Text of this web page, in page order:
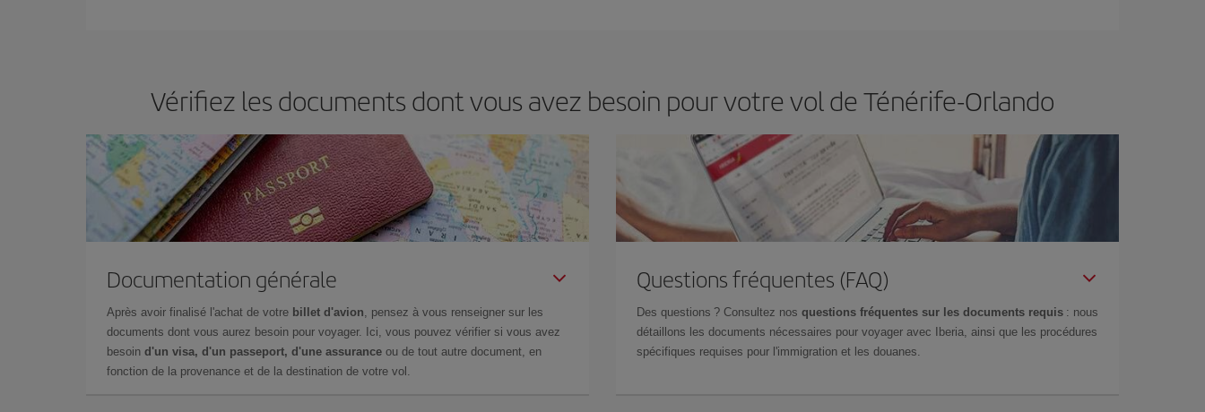
Vérifiez les documents dont vous avez besoin pour votre vol de Ténérife-Orlando
Documentation générale
Après avoir finalisé l'achat de votre billet d'avion, pensez à vous renseigner sur les
documents dont vous aurez besoin pour voyager. Ici, vous pouvez vérifier si vous avez
besoin d'un visa, d'un passeport, d'une assurance ou de tout autre document, en
fonction de la provenance et de la destination de votre vol.
Questions fréquentes (FAQ)
Des questions ? Consultez nos questions fréquentes sur les documents requis : nous
détaillons les documents nécessaires pour voyager avec Iberia, ainsi que les procédures
spécifiques requises pour l'immigration et les douanes.